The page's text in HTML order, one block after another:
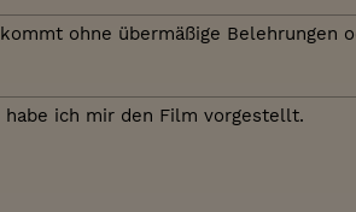
ohne übermäßige Belehrungen
habe ich mir den Film vorgestellt.